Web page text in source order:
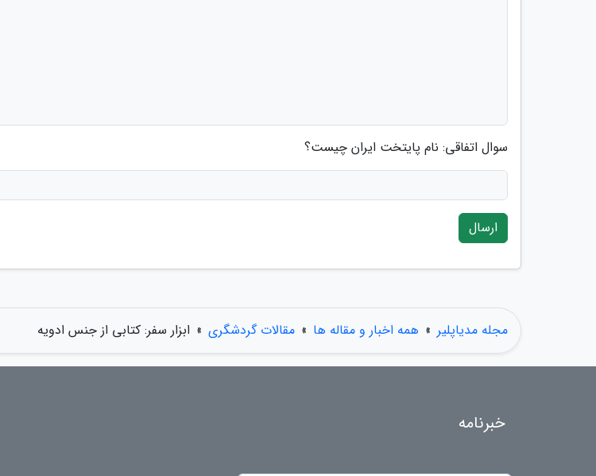
سوال اتفاقی: نام پایتخت ایران چیست؟
ارسال
مجله مدیاپلیر » همه اخبار و مقاله ها » مقالات گردشگری » ابزار سفر: کتابی از جنس ادویه
خبرنامه